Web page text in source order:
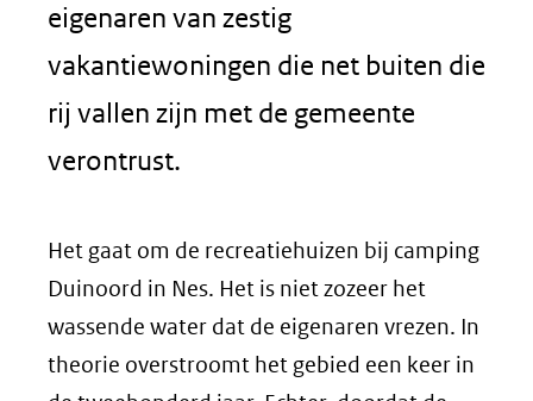
eigenaren van zestig
vakantiewoningen die net buiten die
rij vallen zijn met de gemeente
verontrust.
Het gaat om de recreatiehuizen bij camping
Duinoord in Nes. Het is niet zozeer het
wassende water dat de eigenaren vrezen. In
theorie overstroomt het gebied een keer in